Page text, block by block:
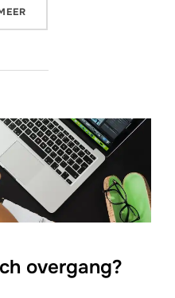
overgang?